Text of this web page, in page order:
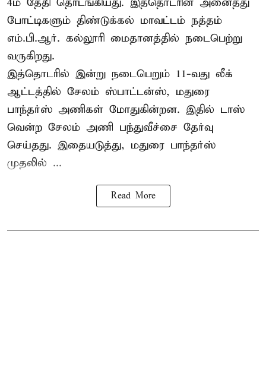
போட்டிகளும் திண்டுக்கல் மாவட்டம் நத்தம்
எம்.பி.ஆர். கல்லூரி மைதானத்தில் நடைபெற்று
வருகிறது.
இத்தொடரில் இன்று நடைபெறும் 11-வது லீக்
ஆட்டத்தில் சேலம் ஸ்பாட்டன்ஸ், மதுரை
பாந்தர்ஸ் அணிகள் மோதுகின்றன. இதில் டாஸ்
வென்ற சேலம் அணி பந்துவீச்சை தேர்வு
செய்தது. இதையடுத்து, மதுரை பாந்தர்ஸ்
முதலில் ...
Read More